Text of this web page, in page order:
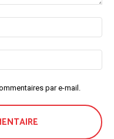
/
:*
par e-mail.